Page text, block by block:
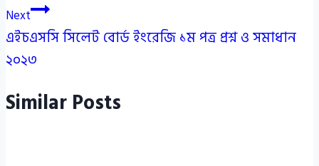
Next
এইচএসসি সিলেট বোর্ড ইংরেজি ১ম পত্র প্রশ্ন ও সমাধান
২০২৩
Similar Posts